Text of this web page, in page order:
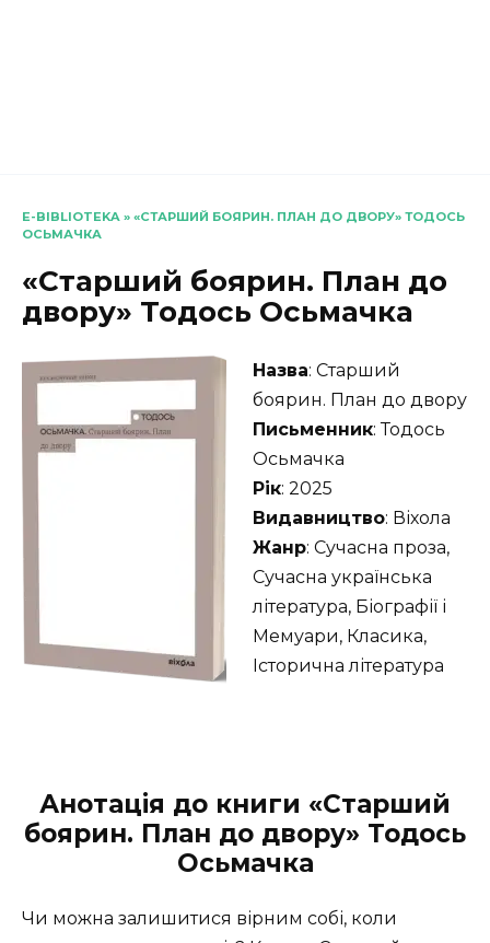
E-BIBLIOTEKA » «СТАРШИЙ БОЯРИН. ПЛАН ДО ДВОРУ» ТОДОСЬ
ОСЬМАЧКА
«Старший боярин. План до
двору» Тодось Осьмачка
Назва: Старший
боярин. План до двору
Письменник: Тодось
Осьмачка
Рік: 2025
Видавництво: Віхола
Жанр: Сучасна проза,
Сучасна українська
література, Біографії і
Мемуари, Класика,
Історична література
Анотація до книги «Старший
боярин. План до двору» Тодось
Осьмачка
Чи можна залишитися вірним собі, коли